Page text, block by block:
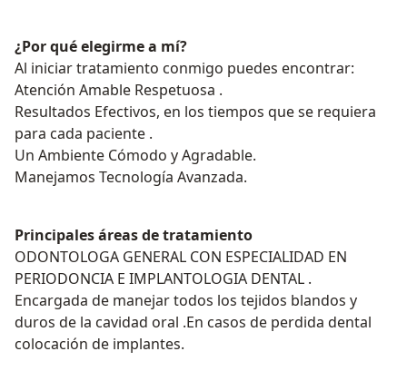
¿Por qué elegirme a mí?
Al iniciar tratamiento conmigo puedes encontrar:
Atención Amable Respetuosa .
Resultados Efectivos, en los tiempos que se requiera
para cada paciente .
Un Ambiente Cómodo y Agradable.
Manejamos Tecnología Avanzada.
Principales áreas de tratamiento
ODONTOLOGA GENERAL CON ESPECIALIDAD EN
PERIODONCIA E IMPLANTOLOGIA DENTAL .
Encargada de manejar todos los tejidos blandos y
duros de la cavidad oral .En casos de perdida dental
colocación de implantes.